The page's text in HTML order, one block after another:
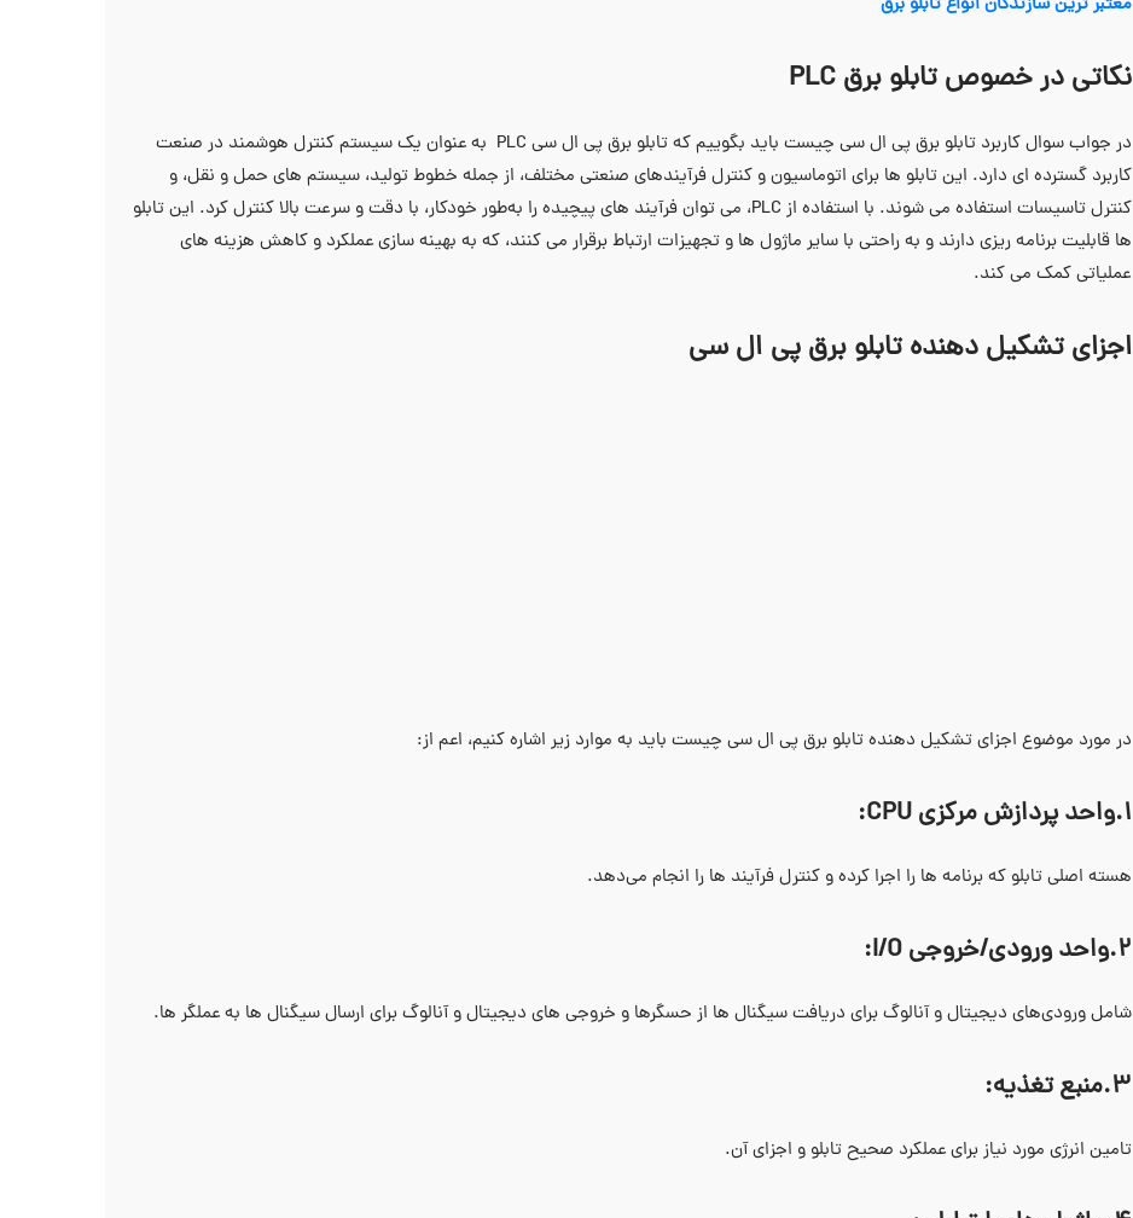
نکاتی در خصوص تابلو برق PLC
در جواب سوال کاربرد تابلو برق پی ال سی چیست باید بگوییم که تابلو برق پی‌ ال ‌سی PLC به عنوان یک سیستم کنترل هوشمند در صنعت
کاربرد گسترده ‌ای دارد. این تابلو ها برای اتوماسیون و کنترل فرآیندهای صنعتی مختلف، از جمله خطوط تولید، سیستم‌ های حمل و نقل، و
کنترل تاسیسات استفاده می ‌شوند. با استفاده از PLC، می ‌توان فرآیند های پیچیده را به‌طور خودکار، با دقت و سرعت بالا کنترل کرد. این تابلو
ها قابلیت برنامه‌ ریزی دارند و به راحتی با سایر ماژول‌ ها و تجهیزات ارتباط برقرار می ‌کنند، که به بهینه‌ سازی عملکرد و کاهش هزینه‌ های
عملیاتی کمک می ‌کند.
اجزای تشکیل دهنده تابلو برق پی ال سی
در مورد موضوع اجزای تشکیل دهنده تابلو برق پی ال سی چیست باید به موارد زیر اشاره کنیم، اعم از:
1.واحد پردازش مرکزی CPU
:
هسته اصلی تابلو که برنامه‌ ها را اجرا کرده و کنترل فرآیند ها را انجام می‌دهد.
2.واحد ورودی/خروجی I/O:
شامل ورودی‌های دیجیتال و آنالوگ برای دریافت سیگنال ‌ها از حسگرها و خروجی‌ های دیجیتال و آنالوگ برای ارسال سیگنال‌ ها به عملگر ها.
3.منبع تغذیه:
تامین انرژی مورد نیاز برای عملکرد صحیح تابلو و اجزای آن.